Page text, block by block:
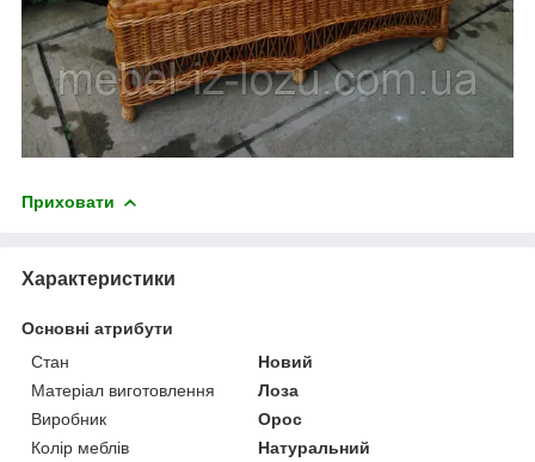
Приховати
Характеристики
Основні атрибути
Стан
Новий
Матеріал виготовлення
Лоза
Виробник
Орос
Колір меблів
Натуральний